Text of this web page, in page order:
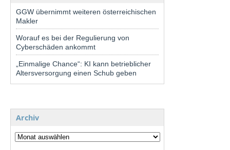
GGW übernimmt weiteren österreichischen
Makler
Worauf es bei der Regulierung von
Cyberschäden ankommt
„Einmalige Chance“: KI kann betrieblicher
Altersversorgung einen Schub geben
Archiv